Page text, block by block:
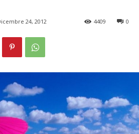
24, 2012 0
4409